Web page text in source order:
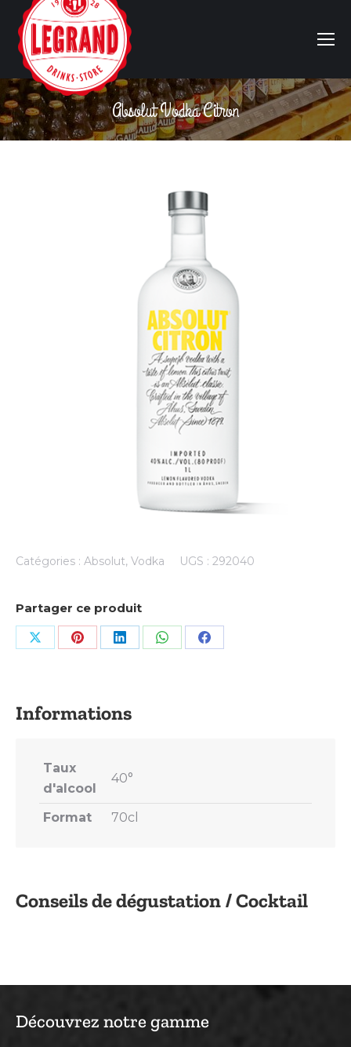
Absolut Vodka Citron
Vous êtes ici :
Catégories : Absolut, Vodka UGS : 292040
Partager ce produit
Share Share Share Share Share
Conseils de dégustation / Cocktail
Taux
d'alcool
40°
Format 70cl
Découvrez notre gamme